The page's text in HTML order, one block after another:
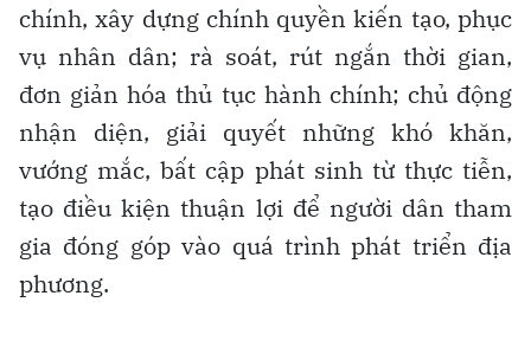
chính, xây dựng chính quyền kiến tạo, phục
vụ nhân dân; rà soát, rút ngắn thời gian,
đơn giản hóa thủ tục hành chính; chủ động
nhận diện, giải quyết những khó khăn,
vướng mắc, bất cập phát sinh từ thực tiễn,
tạo điều kiện thuận lợi để người dân tham
gia đóng góp vào quá trình phát triển địa
phương.